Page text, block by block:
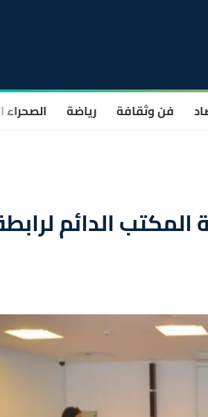
فن وثقافة رياضة الصحراء
الدائم